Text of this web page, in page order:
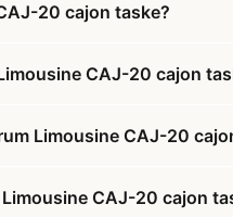
20 cajon taske?
CAJ-20 cajon
Limousine CAJ-20
CAJ-20 cajon